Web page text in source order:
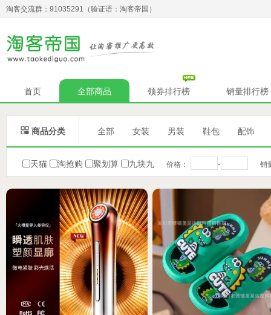
淘客交流群：91035291（验证语：淘客帝国）
首页 全部商品 领券排行榜 销量排行榜
 商品分类 全部 女装 男装 鞋包 配饰
天猫 淘抢购 聚划算 九块九 价格： - 销